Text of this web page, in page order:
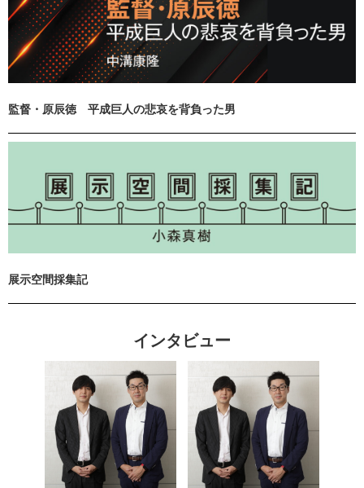
監督・原辰徳 平成巨人の悲哀を背負った男
展示空間採集記
インタビュー